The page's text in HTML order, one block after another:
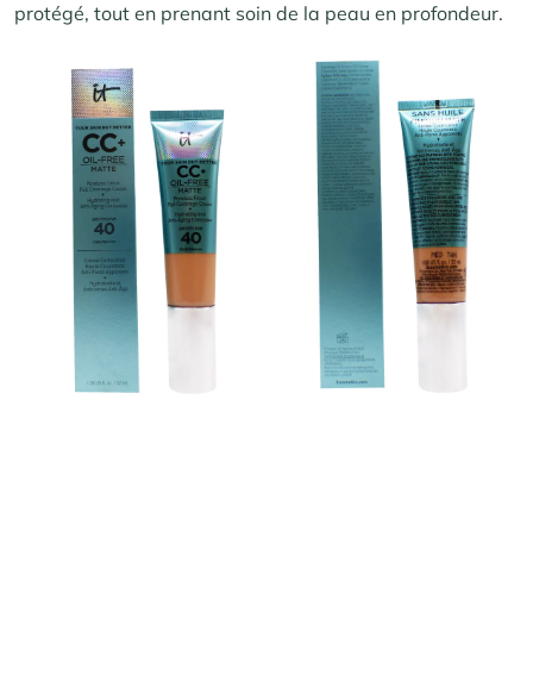
protégé, tout en prenant soin de la peau en profondeur.